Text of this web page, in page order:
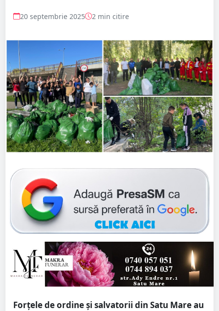
20 septembrie 2025 2 min citire
Forțele de ordine și salvatorii din Satu Mare au